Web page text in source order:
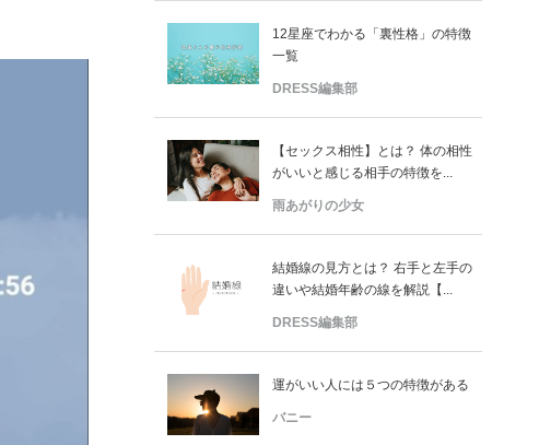
12星座でわかる「裏性格」の特徴
一覧
DRESS編集部
【セックス相性】とは？ 体の相性
がいいと感じる相手の特徴を...
雨あがりの少女
結婚線の見方とは？ 右手と左手の
違いや結婚年齢の線を解説【...
DRESS編集部
運がいい人には５つの特徴がある
バニー